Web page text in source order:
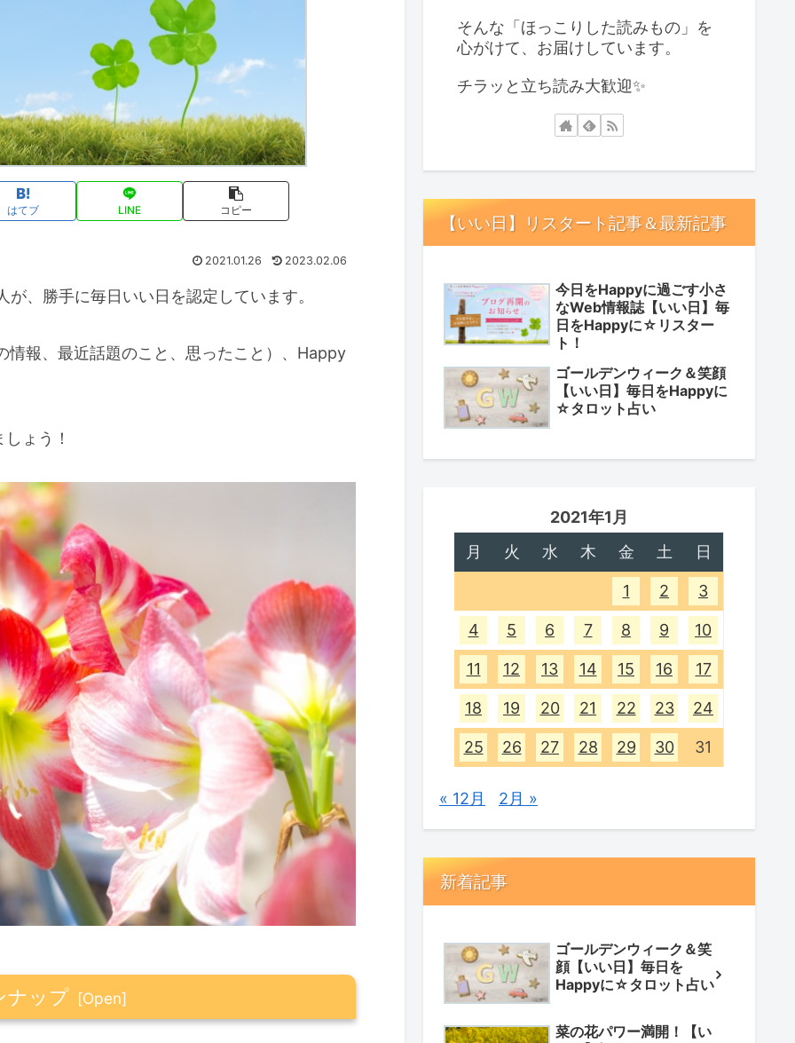
はてブ LINE コピー
2021.01.26 2023.02.06
、勝手に毎日いい日を認定しています。
情報、最近話題のこと、思ったこと）、Happy
ょう！
ナップ
そんな「ほっこりした読みもの」を
心がけて、お届けしています。
チラッと立ち読み大歓迎✨️
【いい日】リスタート記事＆最新記事
今日をHappyに過ごす小さ
なWeb情報誌【いい日】毎
日をHappyに☆リスター
ト！
ゴールデンウィーク＆笑顔
【いい日】毎日をHappyに
☆タロット占い
2021年1月
月
火 水 木 金 土 日
1 2 3
4 5 6 7 8 9 10
11 12 13 14 15 16 17
18 19 20 21 22 23 24
25 26 27 28 29 30 31
« 12月 2月 »
新着記事
ゴールデンウィーク＆笑
顔【いい日】毎日を
Happyに☆タロット占い
菜の花パワー満開！【い